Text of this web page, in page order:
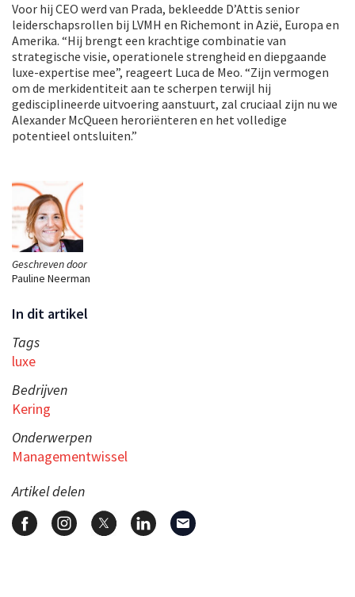
Geschreven door
Pauline Neerman
In dit artikel
Tags
luxe
Bedrijven
Kering
Onderwerpen
Managementwissel
Artikel delen
Voor hij CEO werd van Prada, bekleedde D’Attis senior
leiderschapsrollen bij LVMH en Richemont in Azië, Europa en
Amerika. “Hij brengt een krachtige combinatie van
strategische visie, operationele strengheid en diepgaande
luxe-expertise mee”, reageert Luca de Meo. “Zijn vermogen
om de merkidentiteit aan te scherpen terwijl hij
gedisciplineerde uitvoering aanstuurt, zal cruciaal zijn nu we
Alexander McQueen heroriënteren en het volledige
potentieel ontsluiten.”